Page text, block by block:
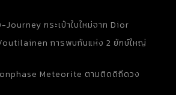
Journey กระเป๋าใบใหม่จาก Dior
การพบกันแห่ง 2 ยักษ์ใหญ่
Meteorite ตามติดดิถีดวง